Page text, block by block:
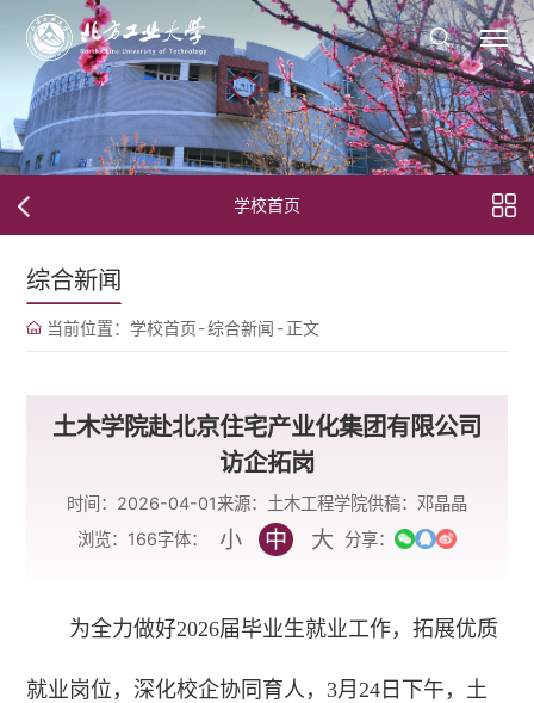
学校首页
综合新闻
当前位置： 学校首页-综合新闻 -正文
土木学院赴北京住宅产业化集团有限公司
访企拓岗
时间：2026-04-01来源：土木工程学院供稿：邓晶晶
浏览： 166字体： 小 中 大 分享：
为全力做好2026届毕业生就业工作，拓展优质
就业岗位，深化校企协同育人，3月24日下午，土